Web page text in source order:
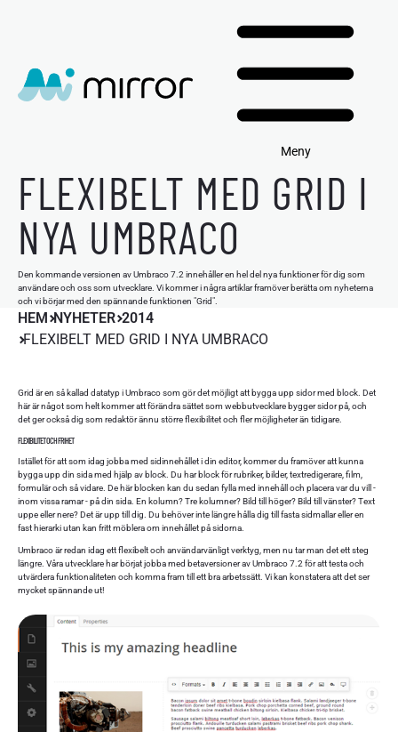
Meny
FLEXIBELT MED GRID I
NYA UMBRACO
Den kommande versionen av Umbraco 7.2 innehåller en hel del nya funktioner för dig som
användare och oss som utvecklare. Vi kommer i några artiklar framöver berätta om nyheterna
och vi börjar med den spännande funktionen "Grid".
HEM NYHETER 2014
FLEXIBELT MED GRID I NYA UMBRACO
Grid är en så kallad datatyp i Umbraco som gör det möjligt att bygga upp sidor med block. Det
här är något som helt kommer att förändra sättet som webbutvecklare bygger sidor på, och
det ger också dig som redaktör ännu större flexibilitet och fler möjligheter än tidigare.
FLEXIBILITET OCH FRIHET
Istället för att som idag jobba med sidinnehållet i din editor, kommer du framöver att kunna
bygga upp din sida med hjälp av block. Du har block för rubriker, bilder, textredigerare, film,
formulär och så vidare. De här blocken kan du sedan fylla med innehåll och placera var du vill -
inom vissa ramar - på din sida. En kolumn? Tre kolumner? Bild till höger? Bild till vänster? Text
uppe eller nere? Det är upp till dig. Du behöver inte längre hålla dig till fasta sidmallar eller en
fast hierarki utan kan fritt möblera om innehållet på sidorna.
Umbraco är redan idag ett flexibelt och användarvänligt verktyg, men nu tar man det ett steg
längre. Våra utvecklare har börjat jobba med betaversioner av Umbraco 7.2 för att testa och
utvärdera funktionaliteten och komma fram till ett bra arbetssätt. Vi kan konstatera att det ser
mycket spännande ut!